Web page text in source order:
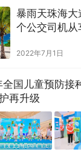
暴雨天珠海
个公交司机
2022年7月1日
国儿童预防接
再升级